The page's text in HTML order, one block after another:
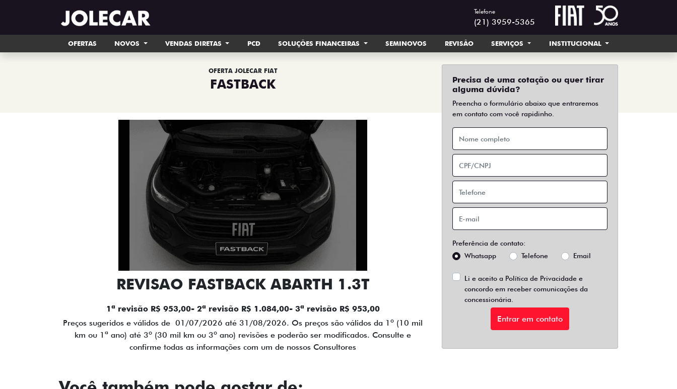
Telefone
(21) 3959-5365
OFERTAS NOVOS VENDAS DIRETAS PCD SOLUÇÕES FINANCEIRAS SEMINOVOS REVISÃO SERVIÇOS INSTITUCIONAL
OFERTA JOLECAR FIAT
FASTBACK
REVISAO FASTBACK ABARTH 1.3T
1ª revisão R$ 953,00- 2ª revisão R$ 1.084,00- 3ª revisão R$ 953,00
Preços sugeridos e válidos de 01/07/2026 até 31/08/2026. Os preços são válidos da 1º (10 mil
km ou 1ª ano) até 3º (30 mil km ou 3º ano) revisões e poderão ser modificados. Consulte e
confirme todas as informações com um de nossos Consultores
Precisa de uma cotação ou quer tirar
alguma dúvida?
Preencha o formulário abaixo que entraremos
em contato com você rapidinho.
Preferência de contato:
Whatsapp
Telefone Email
Li e aceito a Política de Privacidade e
concordo em receber comunicações da
concessionária.
Entrar em contato